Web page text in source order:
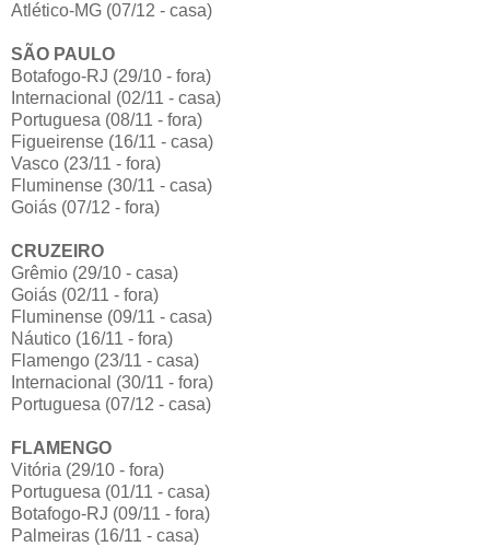
Atlético-MG (07/12 - casa)
SÃO PAULO
Botafogo-RJ (29/10 - fora)
Internacional (02/11 - casa)
Portuguesa (08/11 - fora)
Figueirense (16/11 - casa)
Vasco (23/11 - fora)
Fluminense (30/11 - casa)
Goiás (07/12 - fora)
CRUZEIRO
Grêmio (29/10 - casa)
Goiás (02/11 - fora)
Fluminense (09/11 - casa)
Náutico (16/11 - fora)
Flamengo (23/11 - casa)
Internacional (30/11 - fora)
Portuguesa (07/12 - casa)
FLAMENGO
Vitória (29/10 - fora)
Portuguesa (01/11 - casa)
Botafogo-RJ (09/11 - fora)
Palmeiras (16/11 - casa)